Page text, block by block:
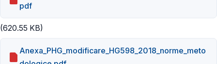
pdf
(620.55 KB)
Anexa_PHG_modificare_HG598_2018_norme_meto